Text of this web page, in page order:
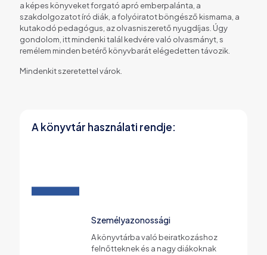
a képes könyveket forgató apró emberpalánta, a
szakdolgozatot író diák, a folyóiratot böngésző kismama, a
kutakodó pedagógus, az olvasniszerető nyugdíjas. Úgy
gondolom, itt mindenki talál kedvére való olvasmányt, s
remélem minden betérő könyvbarát elégedetten távozik.
Mindenkit szeretettel várok.
A könyvtár használati rendje:
Személyazonossági
A könyvtárba való beiratkozáshoz
felnőtteknek és a nagy diákoknak